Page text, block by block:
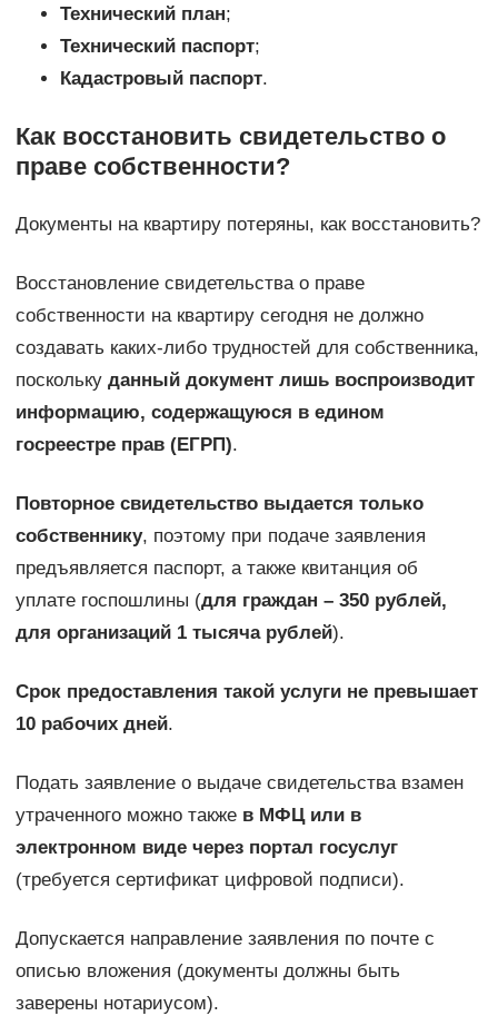
Технический план;
Технический паспорт;
Кадастровый паспорт.
Как восстановить свидетельство о
праве собственности?
Документы на квартиру потеряны, как восстановить?
Восстановление свидетельства о праве
собственности на квартиру сегодня не должно
создавать каких-либо трудностей для собственника,
поскольку данный документ лишь воспроизводит
информацию, содержащуюся в едином
госреестре прав (ЕГРП).
Повторное свидетельство выдается только
собственнику, поэтому при подаче заявления
предъявляется паспорт, а также квитанция об
уплате госпошлины (для граждан – 350 рублей,
для организаций 1 тысяча рублей).
Срок предоставления такой услуги не превышает
10 рабочих дней.
Подать заявление о выдаче свидетельства взамен
утраченного можно также в МФЦ или в
электронном виде через портал госуслуг
(требуется сертификат цифровой подписи).
Допускается направление заявления по почте с
описью вложения (документы должны быть
заверены нотариусом).